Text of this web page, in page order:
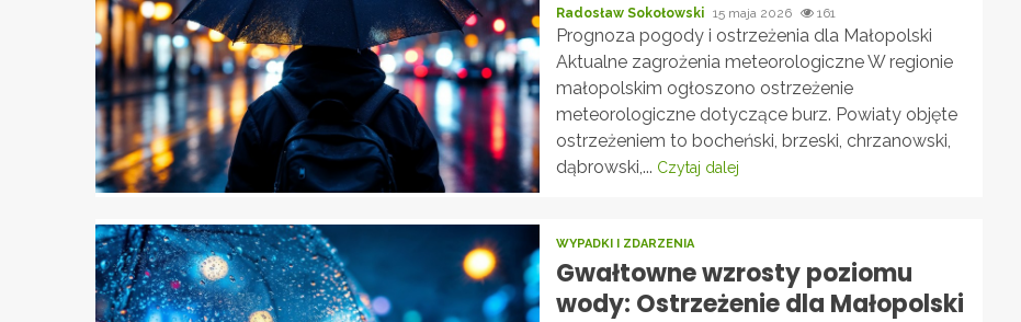
Radosław Sokołowski 15 maja 2026 161
Prognoza pogody i ostrzeżenia dla Małopolski
Aktualne zagrożenia meteorologiczne W regionie
małopolskim ogłoszono ostrzeżenie
meteorologiczne dotyczące burz. Powiaty objęte
ostrzeżeniem to bocheński, brzeski, chrzanowski,
dąbrowski,... Czytaj dalej
WYPADKI I ZDARZENIA
Gwałtowne wzrosty poziomu
wody: Ostrzeżenie dla Małopolski